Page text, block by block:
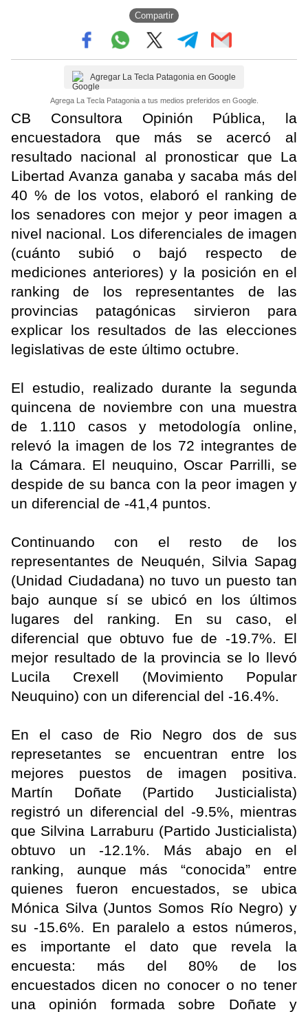
Compartir
Agregar La Tecla Patagonia en Google
Agrega La Tecla Patagonia a tus medios preferidos en Google.
CB Consultora Opinión Pública, la
encuestadora que más se acercó al
resultado nacional al pronosticar que La
Libertad Avanza ganaba y sacaba más del
40 % de los votos, elaboró el ranking de
los senadores con mejor y peor imagen a
nivel nacional. Los diferenciales de imagen
(cuánto subió o bajó respecto de
mediciones anteriores) y la posición en el
ranking de los representantes de las
provincias patagónicas sirvieron para
explicar los resultados de las elecciones
legislativas de este último octubre.
El estudio, realizado durante la segunda
quincena de noviembre con una muestra
de 1.110 casos y metodología online,
relevó la imagen de los 72 integrantes de
la Cámara. El neuquino, Oscar Parrilli, se
despide de su banca con la peor imagen y
un diferencial de -41,4 puntos.
Continuando con el resto de los
representantes de Neuquén, Silvia Sapag
(Unidad Ciudadana) no tuvo un puesto tan
bajo aunque sí se ubicó en los últimos
lugares del ranking. En su caso, el
diferencial que obtuvo fue de -19.7%. El
mejor resultado de la provincia se lo llevó
Lucila Crexell (Movimiento Popular
Neuquino) con un diferencial del -16.4%.
En el caso de Rio Negro dos de sus
represetantes se encuentran entre los
mejores puestos de imagen positiva.
Martín Doñate (Partido Justicialista)
registró un diferencial del -9.5%, mientras
que Silvina Larraburu (Partido Justicialista)
obtuvo un -12.1%. Más abajo en el
ranking, aunque más “conocida” entre
quienes fueron encuestados, se ubica
Mónica Silva (Juntos Somos Río Negro) y
su -15.6%. En paralelo a estos números,
es importante el dato que revela la
encuesta: más del 80% de los
encuestados dicen no conocer o no tener
una opinión formada sobre Doñate y